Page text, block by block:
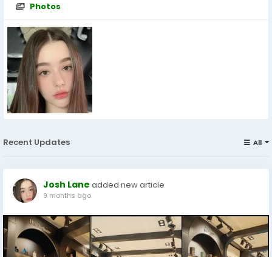
Photos
Recent Updates All
Josh Lane added new article
9 months ago